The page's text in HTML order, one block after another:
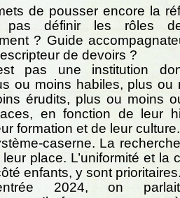
de pousser encore la
pas définir les rôles
? Guide
de devoirs ?
pas une institution
ou moins habiles, plus ou
érudits, plus ou moins
en fonction de leur
formation et de leur culture.
caserne. La
leur place. L’uniformité et la
enfants, y sont
2024, on parlait